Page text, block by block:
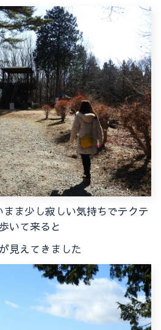
ま少し寂しい気持ちでテクテ
いて来ると
見えてきました